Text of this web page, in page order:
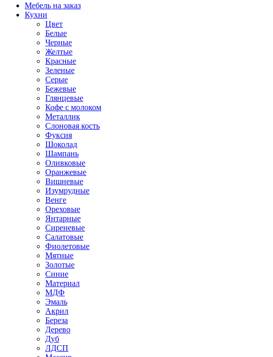
Мебель на заказ
Кухни
Цвет
Белые
Черные
Желтые
Красные
Зеленые
Серые
Бежевые
Глянцевые
Кофе с молоком
Металлик
Слоновая кость
Фуксия
Шоколад
Шампань
Оливковые
Оранжевые
Вишневые
Изумрудные
Венге
Ореховые
Янтарные
Сиреневые
Салатовые
Фиолетовые
Мятные
Золотые
Синие
Материал
МДФ
Эмаль
Акрил
Береза
Дерево
Дуб
ЛДСП